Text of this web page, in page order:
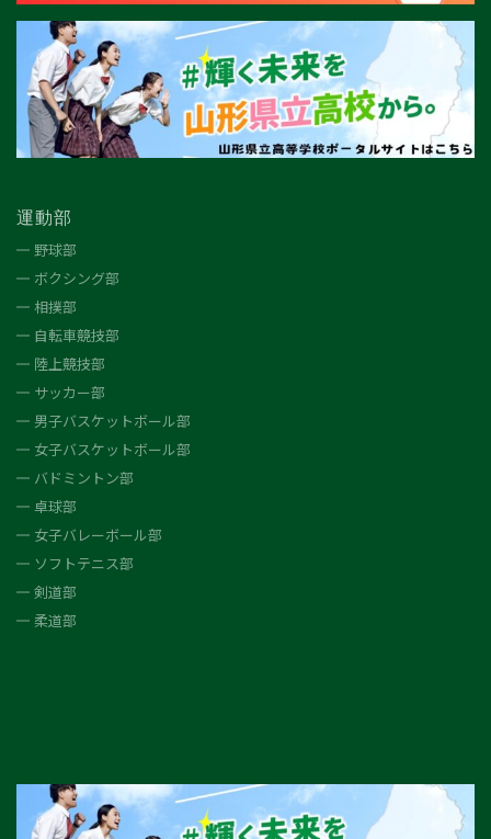
運動部
野球部
ボクシング部
相撲部
自転車競技部
陸上競技部
サッカー部
男子バスケットボール部
女子バスケットボール部
バドミントン部
卓球部
女子バレーボール部
ソフトテニス部
剣道部
柔道部